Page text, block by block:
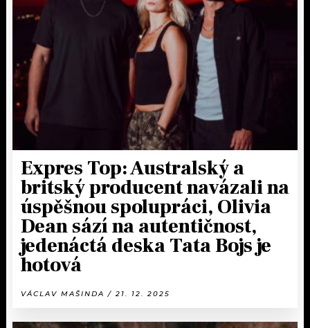
Expres Top: Australský a
britský producent navázali na
úspěšnou spolupráci, Olivia
Dean sází na autentičnost,
jedenáctá deska Tata Bojs je
hotová
VÁCLAV MAŠINDA / 21. 12. 2025